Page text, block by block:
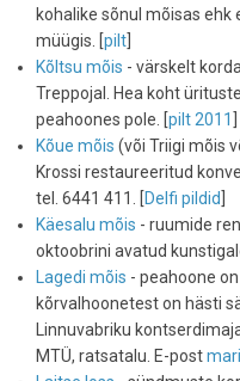
kohalike sõnul mõisas ehk
müügis. [pilt
Kõltsu mõis - värskelt
Treppojal. Hea koht
peahoones pole. [pilt 2011
Kõue mõis (või Triigi mõis
Krossi restaureeritud
tel. 6441 411. [Delfi pildid
Käesalu mõis - ruumide
oktoobrini avatud
Lagedi mõis - peahoone
kõrvalhoonetest on hästi
Linnuvabriku
MTÜ, ratsatalu. E-post